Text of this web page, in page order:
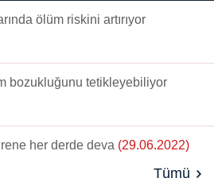
ölüm riskini artırıyor
bozukluğunu tetikleyebiliyor
her derde deva (29.06.2022)
Tümü